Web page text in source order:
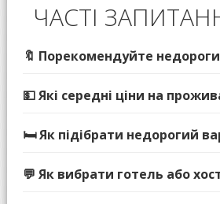
ЧАСТІ
🔖 Порекомендуйте
💵 Які середні ціни на
🛏️ Як підібрати недорогий
💬 Як вибрати готель або